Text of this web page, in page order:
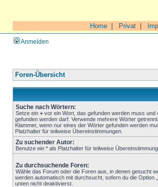
Home Privat
Anmelden
Foren-Übersicht
Suche nach Wörtern:
Setze ein + vor ein Wort, das gefunden werden muss und
gefunden werden darf. Verwende mehrere Wörter
Klammer, wenn nur eines der Wörter gefunden werden
Platzhalter für teilweise Übereinstimmungen.
Zu suchender Autor:
Benutze ein * als Platzhalter für teilweise
Zu durchsuchende Foren:
Wähle das Forum oder die Foren aus, in denen gesucht
werden automatisch mit durchsucht, sofern du die Option
unten nicht deaktivierst.